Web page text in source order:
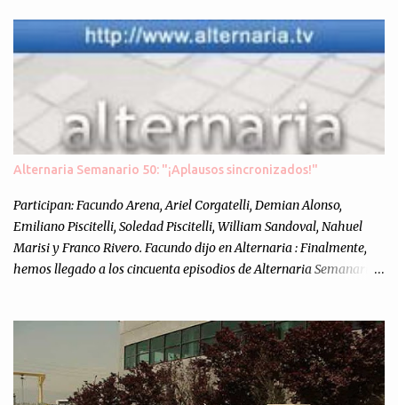
Alternaria Semanario 50: "¡Aplausos sincronizados!"
Participan: Facundo Arena, Ariel Corgatelli, Demian Alonso,
Emiliano Piscitelli, Soledad Piscitelli, William Sandoval, Nahuel
Marisi y Franco Rivero. Facundo dijo en Alternaria : Finalmente,
hemos llegado a los cincuenta episodios de Alternaria Semanario.
nuestra propia óptica: un punto de vista independiente e
informal.Para festejarlo, se nos ocurrió que estemos todos juntos; y
cuando digo "todos" me refiero a toda la gente que alguna vez
participó en el semanario como panelista, y a ustedes. Por eso se